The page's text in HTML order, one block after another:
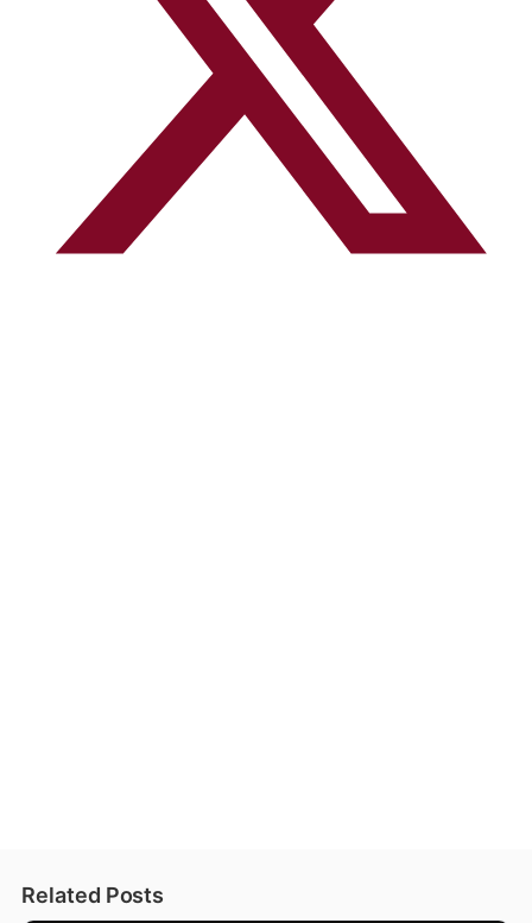
Related Posts